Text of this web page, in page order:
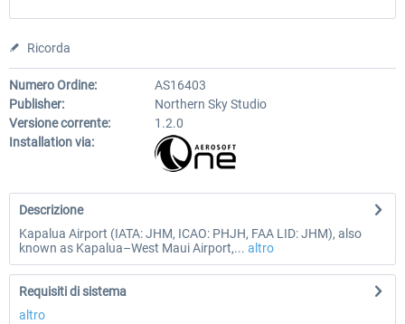
Ricorda
Numero Ordine:
AS16403
Publisher:
Northern Sky Studio
Versione corrente:
1.2.0
Installation via:
Descrizione
Kapalua Airport (IATA: JHM, ICAO: PHJH, FAA LID: JHM), also
known as Kapalua–West Maui Airport,... altro
Requisiti di sistema
altro